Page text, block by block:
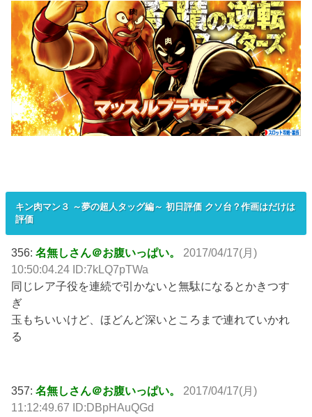
キン肉マン３ ～夢の超人タッグ編～ 初日評価 クソ台？作画はだけは
評価
356:名無しさん＠お腹いっぱい。
2017/04/17(月)
10:50:04.24 ID:7kLQ7pTWa
同じレア子役を連続で引かないと無駄になるとかきつす
ぎ
玉もちいいけど、ほどんど深いところまで連れていかれ
る
357:名無しさん＠お腹いっぱい。
2017/04/17(月)
11:12:49.67 ID:DBpHAuQGd